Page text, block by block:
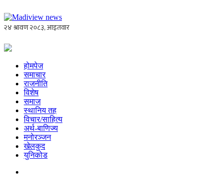
होमपेज
समाचार
राजनीति
विशेष
समाज
स्थानिय तह
विचार/साहित्य
अर्थ-बाणिज्य
मनोरञ्जन
खेलकुद
युनिकोड